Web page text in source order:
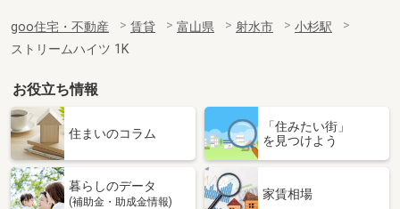
goo住宅・不動産 賃貸 富山県 射水市
小杉駅
ストリームハイツ 1K
お役立ち情報
住まいのコラム
「住みたい街」
を見つけよう
暮らしのデータ
(補助金・助成金情報)
家賃相場